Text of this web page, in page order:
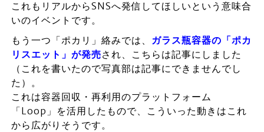
これもリアルからSNSへ発信してほしいという意味合
いのイベントです。
もう一つ「ポカリ」絡みでは、 ガラス瓶容器の「ポカ
リスエット」が発売され、こちらは記事にしました
（これを書いたので写真部は記事にできませんでし
た）。
これは容器回収・再利用のプラットフォーム
「Loop」を活用したもので、こういった動きはこれ
から広がりそうです。